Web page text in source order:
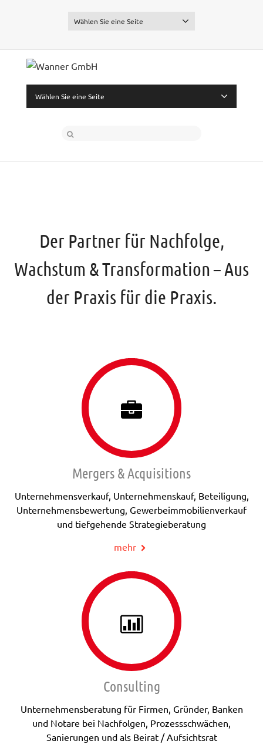
Wählen Sie eine Seite
Wählen Sie eine Seite
Der Partner für Nachfolge,
Wachstum & Transformation – Aus
der Praxis für die Praxis.
Mergers & Acquisitions
Unternehmensverkauf, Unternehmenskauf, Beteiligung,
Unternehmensbewertung, Gewerbeimmobilienverkauf
und tiefgehende Strategieberatung
mehr
Consulting
Unternehmensberatung für Firmen, Gründer, Banken
und Notare bei Nachfolgen, Prozessschwächen,
Sanierungen und als Beirat / Aufsichtsrat